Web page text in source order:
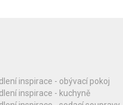
inspirace - obývací pokoj
inspirace - kuchyně